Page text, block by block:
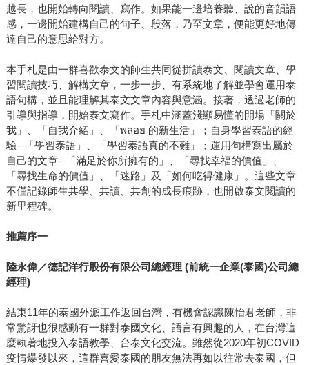
越長，也開始轉向閱讀、寫作。如果能一邊培養聽、說的音韻語
感，一邊開始建構自己的句子、段落，乃至文章，便能更好地傳
達自己的意思給對方。
本手札是由一群喜歡泰文的師生共同從拼讀泰文、閱讀文章、學
習閱讀技巧、解構文章，一步一步、有系統地了解並學會運用泰
語句構，並且能理解其泰文文章內容與意涵。接著，透過老師的
引導與指導，開始泰文寫作。手札中涵蓋淺顯易懂的開場「關於
我」、「自我介紹」、「พลอย 的新生活」；自身學習泰語的經
驗─「學習泰語」、「學習泰語真的不難」；運用句構寫出屬於
自己的文章─「滿足於你所擁有的」、「尋找幸福的價值」、
「尋找生命的價值」、「迷路」及「如何吃得健康」。這些文章
不僅記錄師生共學、共讀、共創的成長痕跡，也開啟泰文閱讀的
新里程碑。
推薦序一
陸永偉／德記洋行股份有限公司總經理 (前統一企業(泰國)公司總
經理)
結束11年的泰國外派工作返回台灣，有機會認識陳怡君老師，非
常驚訝也很感動有一群對泰國文化、語言有興趣的人，在台灣這
麼執著地投入泰語教學、台泰文化交流。雖然從2020年初COVID
疫情爆發以來，這群喜愛泰國的朋友無法再如以往常去泰國，但